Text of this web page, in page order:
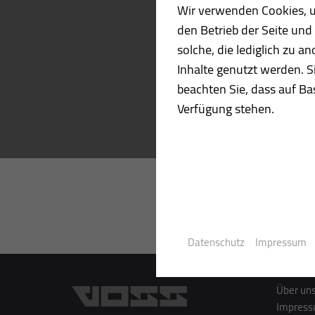
Über
Wir verwenden Cookies,
den Betrieb der Seite
solche, die lediglich zu
Inhalte genutzt werden.
beachten Sie, dass auf
Verfügung stehen.
Datenschutz Impressum